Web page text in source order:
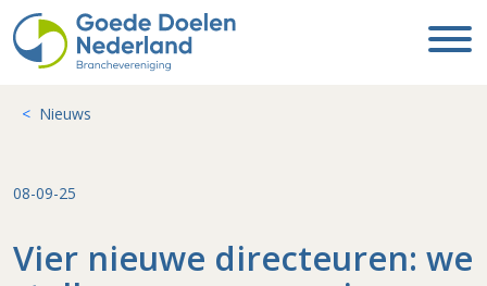
Nieuws
08-09-25
Vier nieuwe directeuren: we